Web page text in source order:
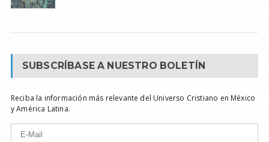
SUBSCRÍBASE A NUESTRO BOLETÍN
Reciba la información más relevante del Universo Cristiano en México
y América Latina.